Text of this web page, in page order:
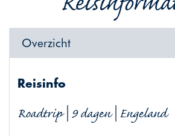
Overzicht
Reisinfo
Roadtrip | 9 dagen | Engeland